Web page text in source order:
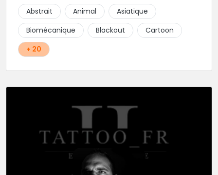
réalisés par les tatoueurs du shop. N'hésitez-plus,
Squal Tattoo est un véritable institution du tatouage
!!
Abstrait Animal
Asiatique
Biomécanique
Blackout
Cartoon
+ 20